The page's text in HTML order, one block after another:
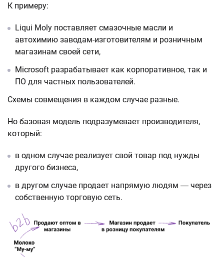
К примеру:
Liqui Moly поставляет смазочные масли и
автохимию заводам-изготовителям и розничным
магазинам своей сети,
Microsoft разрабатывает как корпоративное, так и
ПО для частных пользователей.
Схемы совмещения в каждом случае разные.
Но базовая модель подразумевает производителя,
который:
в одном случае реализует свой товар под нужды
другого бизнеса,
в другом случае продает напрямую людям ― через
собственную торговую сеть.